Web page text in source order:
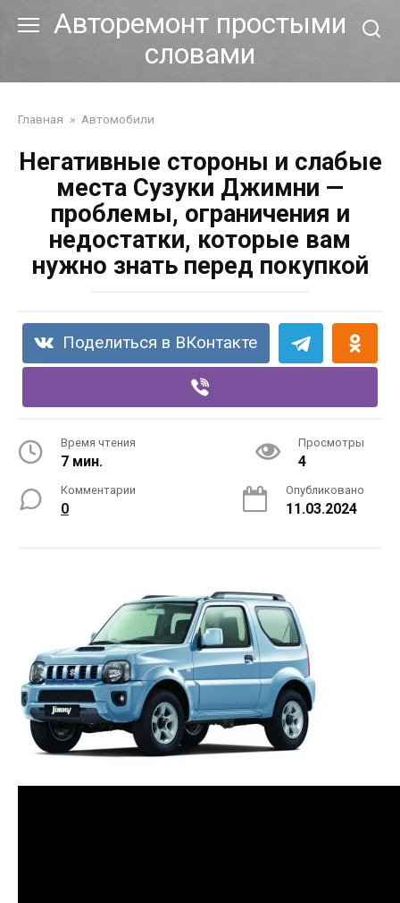
Авторемонт простыми
словами
Главная » Автомобили
Негативные стороны и слабые
места Сузуки Джимни —
проблемы, ограничения и
недостатки, которые вам
нужно знать перед покупкой
Поделиться в ВКонтакте
Время чтения
7 мин.
Просмотры
4
Комментарии
0
Опубликовано
11.03.2024